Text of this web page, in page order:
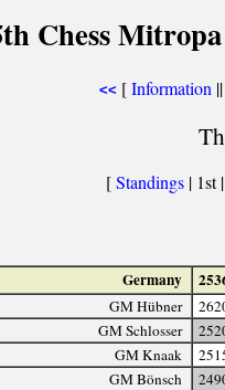
Chess
<< [Information
[Standings | 1st
Germany
GM Hübner
GM Schlosser
GM Knaak
GM Bönsch